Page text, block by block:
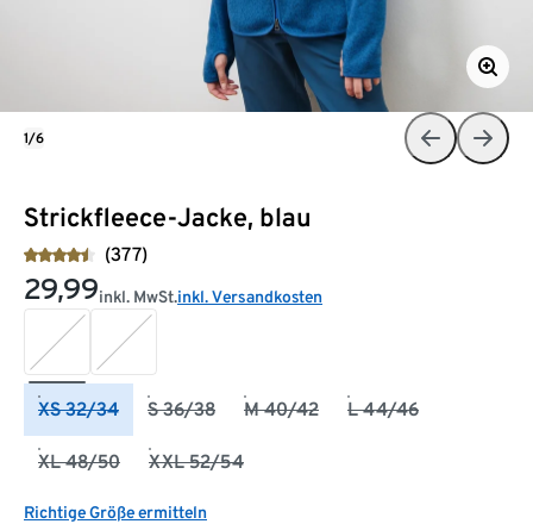
Strickfleece-Jacke, blau
(377)
29,99inkl. MwSt.inkl. Versandkosten
XS 32/34 S 36/38 M 40/42 L 44/46
XL 48/50 XXL 52/54
Richtige Größe ermitteln
1/6